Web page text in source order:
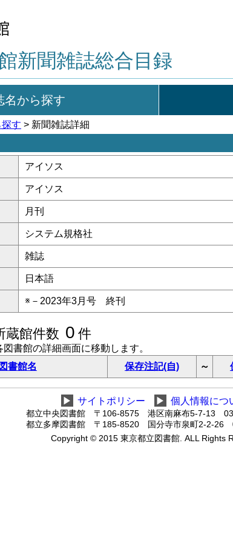
新聞雑誌総合目録
名から探す
す > 新聞雑誌詳細
アイソス
アイソス
月刊
システム規格社
雑誌
日本語
※－2023年3月号 終刊
蔵館件数 0 件
書館の詳細画面に移動します。
図書館名 保存注記(自) ～
▶ サイトポリシー ▶ 個人情報につ
都立中央図書館 〒106-8575 港区南麻布5-7-13
都立多摩図書館 〒185-8520 国分寺市泉町2-2-26
Copyright © 2015 東京都立図書館. ALL Rights